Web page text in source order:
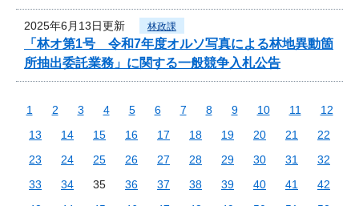
2025年6月13日更新 林政課
「林オ第1号 令和7年度オルソ写真による林地異動箇
所抽出委託業務」に関する一般競争入札公告
1 2 3 4 5 6 7 8 9 10 11
12
13
14 15 16 17 18 19 20 21
22
23
24 25 26 27 28 29 30 31
32
33
34 35 36 37 38 39 40 41
42